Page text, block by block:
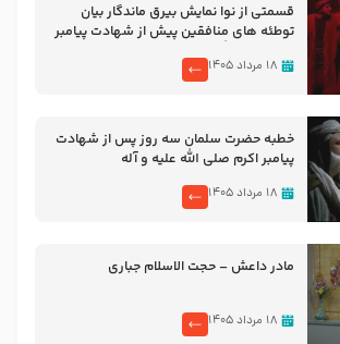
قسمتی از نوا نمایش بیرق ماندگار بیان
توطئه های منافقین پیش از شهادت پیامبر
۱۸ مرداد ۱۴۰۵
خطبه حضرت سلمان سه روز پس از شهادت
پیامبر اکرم صلی الله علیه و آله
۱۸ مرداد ۱۴۰۵
مادر داعش – حجت الاسلام جباری
۱۸ مرداد ۱۴۰۵